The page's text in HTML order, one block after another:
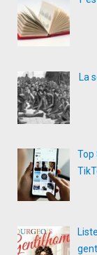
La
Top